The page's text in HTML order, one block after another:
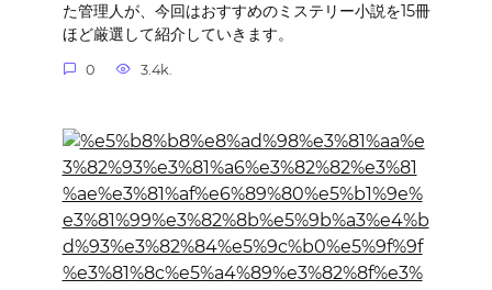
た管理人が、今回はおすすめのミステリー小説を15冊
ほど厳選して紹介していきます。
0 3.4k.